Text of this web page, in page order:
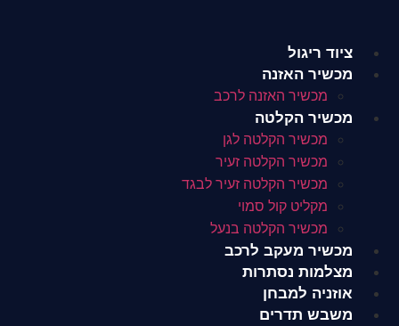
ציוד ריגול
מכשיר האזנה
מכשיר האזנה לרכב
מכשיר הקלטה
מכשיר הקלטה לגן
מכשיר הקלטה זעיר
מכשיר הקלטה זעיר לבגד
מקליט קול סמוי
מכשיר הקלטה בנעל
מכשיר מעקב לרכב
מצלמות נסתרות
אוזניה למבחן
משבש תדרים